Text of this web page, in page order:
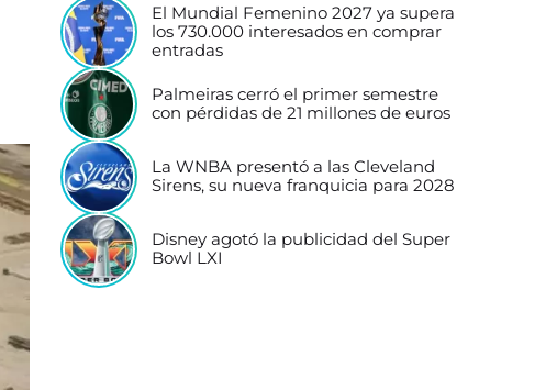
El Mundial Femenino 2027 ya supera
los 730.000 interesados en comprar
entradas
Palmeiras cerró el primer semestre
con pérdidas de 21 millones de euros
La WNBA presentó a las Cleveland
Sirens, su nueva franquicia para 2028
Disney agotó la publicidad del Super
Bowl LXI